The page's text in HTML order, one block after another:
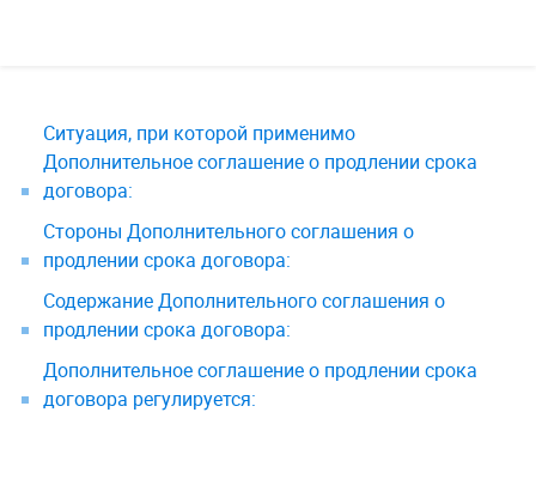
Ситуация, при которой применимо
Дополнительное соглашение о продлении срока
договора:
Стороны Дополнительного соглашения о
продлении срока договора:
Содержание Дополнительного соглашения о
продлении срока договора:
Дополнительное соглашение о продлении срока
договора регулируется: